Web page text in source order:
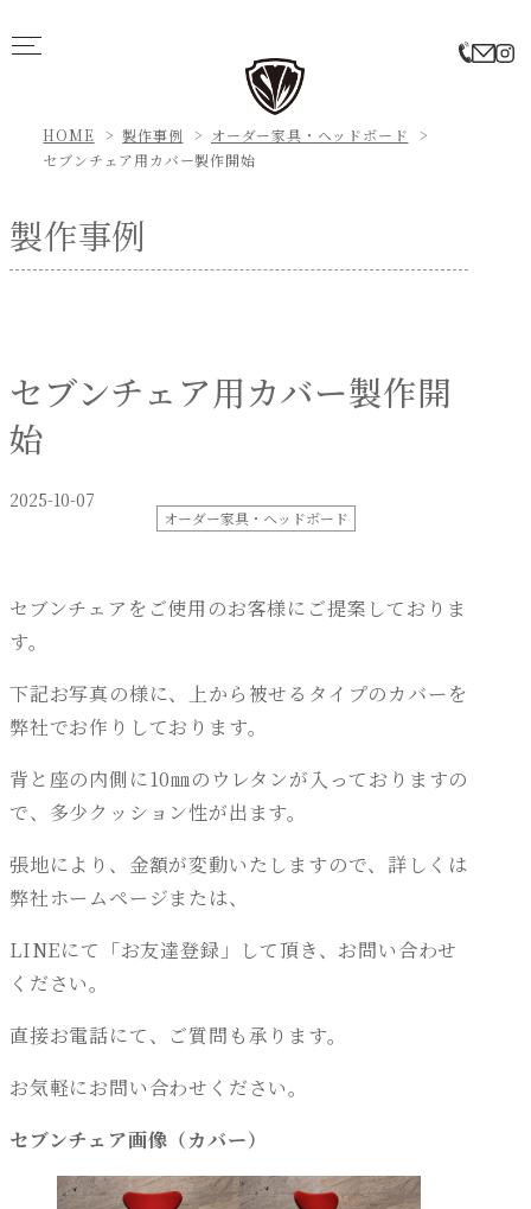
HOME 製作事例
オーダー家具・ヘッドボード
セブンチェア用カバー製作開始
製作事例
セブンチェア用カバー製作開
始
2025-10-07
オーダー家具・ヘッドボード
セブンチェアをご使用のお客様にご提案しておりま
す。
下記お写真の様に、上から被せるタイプのカバーを
弊社でお作りしております。
背と座の内側に10㎜のウレタンが入っておりますの
で、多少クッション性が出ます。
張地により、金額が変動いたしますので、詳しくは
弊社ホームページまたは、
LINEにて「お友達登録」して頂き、お問い合わせ
ください。
直接お電話にて、ご質問も承ります。
お気軽にお問い合わせください。
セブンチェア画像（カバー）